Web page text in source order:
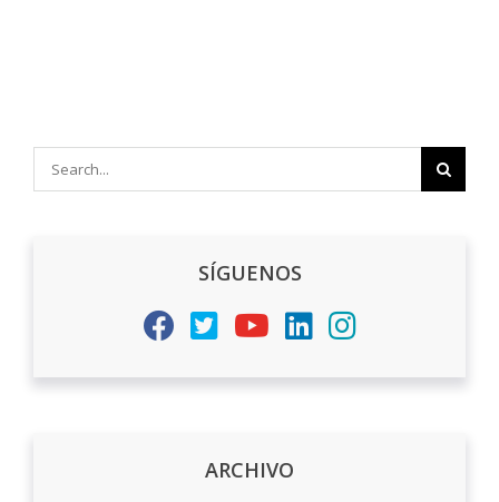
SÍGUENOS
ARCHIVO